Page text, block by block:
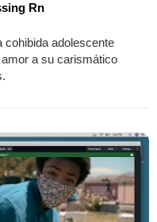
Rn
cohibida adolescente
a su carismático